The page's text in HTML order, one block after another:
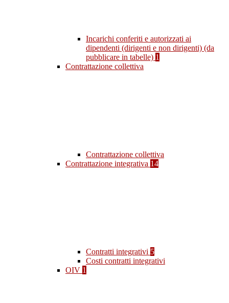
Incarichi conferiti e autorizzati ai
dipendenti (dirigenti e non dirigenti) (da
pubblicare in tabelle) 1
Contrattazione collettiva
Contrattazione collettiva
Contrattazione integrativa 14
Contratti integrativi 5
Costi contratti integrativi
OIV 1